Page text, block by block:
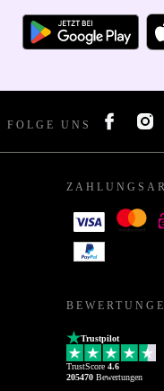
FOLGE UNS
Trustpilot
TrustScore 4.6
205470 Bewertungen